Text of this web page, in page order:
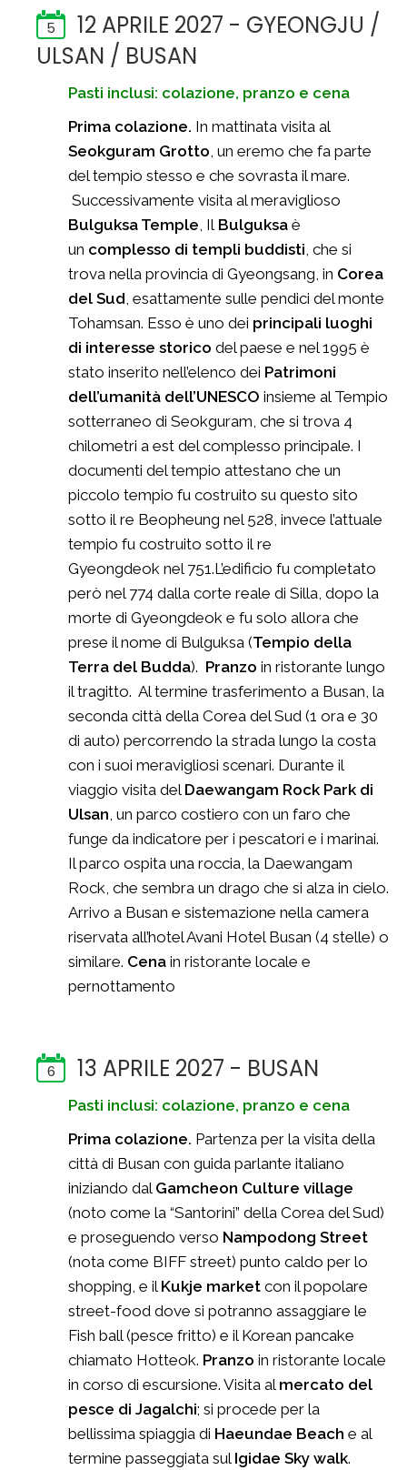
5
12 APRILE 2027 - GYEONGJU /
ULSAN / BUSAN
Pasti inclusi: colazione, pranzo e cena
Prima colazione. In mattinata visita al
Seokguram Grotto , un eremo che fa parte
del tempio stesso e che sovrasta il mare.
Successivamente visita al meraviglioso
Bulguksa Temple , Il Bulguksa è
un complesso di templi buddisti , che si
trova nella provincia di Gyeongsang, in Corea
del Sud , esattamente sulle pendici del monte
Tohamsan. Esso è uno dei principali luoghi
di interesse storico del paese e nel 1995 è
stato inserito nell’elenco dei Patrimoni
dell’umanità dell’UNESCO insieme al Tempio
sotterraneo di Seokguram, che si trova 4
chilometri a est del complesso principale. I
documenti del tempio attestano che un
piccolo tempio fu costruito su questo sito
sotto il re Beopheung nel 528, invece l’attuale
tempio fu costruito sotto il re
Gyeongdeok nel 751.L’edificio fu completato
però nel 774 dalla corte reale di Silla, dopo la
morte di Gyeongdeok e fu solo allora che
prese il nome di Bulguksa (Tempio della
Terra del Budda). Pranzo in ristorante lungo
il tragitto. Al termine trasferimento a Busan, la
seconda città della Corea del Sud (1 ora e 30
di auto) percorrendo la strada lungo la costa
con i suoi meravigliosi scenari. Durante il
viaggio visita del Daewangam Rock Park di
Ulsan , un parco costiero con un faro che
funge da indicatore per i pescatori e i marinai.
Il parco ospita una roccia, la Daewangam
Rock, che sembra un drago che si alza in cielo.
Arrivo a Busan e sistemazione nella camera
riservata all’hotel Avani Hotel Busan (4 stelle) o
similare. Cena in ristorante locale e
pernottamento
6 13 APRILE 2027 - BUSAN
Pasti inclusi: colazione, pranzo e cena
Prima colazione. Partenza per la visita della
città di Busan con guida parlante italiano
iniziando dal Gamcheon Culture village
(noto come la “Santorini” della Corea del Sud)
e proseguendo verso Nampodong Street
(nota come BIFF street) punto caldo per lo
shopping, e il Kukje market con il popolare
street-food dove si potranno assaggiare le
Fish ball (pesce fritto) e il Korean pancake
chiamato Hotteok. Pranzo in ristorante locale
in corso di escursione. Visita al mercato del
pesce di Jagalchi; si procede per la
bellissima spiaggia di Haeundae Beach e al
termine passeggiata sul Igidae Sky walk.